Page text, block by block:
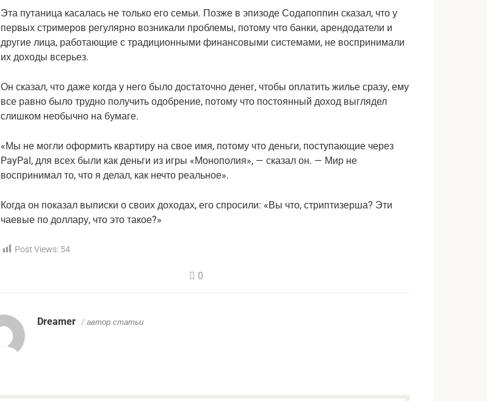
Эта путаница касалась не только его семьи. Позже в эпизоде ​​Содапоппин сказал, что у
первых стримеров регулярно возникали проблемы, потому что банки, арендодатели и
другие лица, работающие с традиционными финансовыми системами, не воспринимали
их доходы всерьез.
Он сказал, что даже когда у него было достаточно денег, чтобы оплатить жилье сразу, ему
все равно было трудно получить одобрение, потому что постоянный доход выглядел
слишком необычно на бумаге.
«Мы не могли оформить квартиру на свое имя, потому что деньги, поступающие через
PayPal, для всех были как деньги из игры «Монополия», — сказал он. — Мир не
воспринимал то, что я делал, как нечто реальное».
Когда он показал выписки о своих доходах, его спросили: «Вы что, стриптизерша? Эти
чаевые по доллару, что это такое?»
Post Views: 54
0
Dreamer / автор статьи